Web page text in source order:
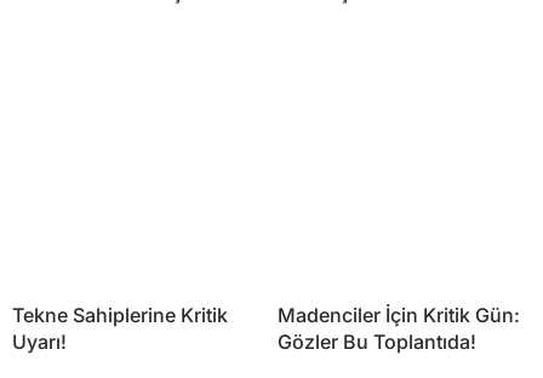
Tekne Sahiplerine Kritik
Uyarı!
Madenciler İçin Kritik Gün:
Gözler Bu Toplantıda!